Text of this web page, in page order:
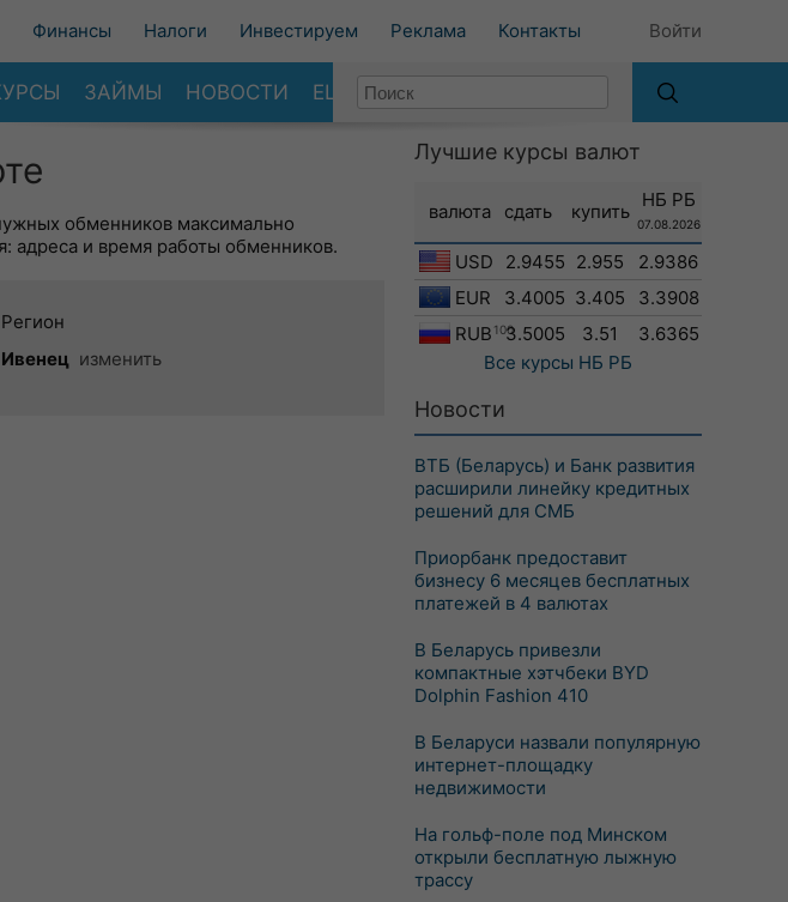
Финансы Налоги Инвестируем Реклама Контакты Войти
ЗАЙМЫ НОВОСТИ ЕЩЕ
обменников максимально
адреса и время работы обменников.
Регион
Ивенец изменить
Лучшие курсы валют
валюта сдать купить
НБ РБ
07.08.2026
USD 2.9455 2.955
2.9386
EUR
3.4005 3.405
3.3908
RUB 1003.5005 3.51
3.6365
Все курсы НБ РБ
Новости
ВТБ (Беларусь) и Банк развития
расширили линейку кредитных
решений для СМБ
Приорбанк предоставит
бизнесу 6 месяцев бесплатных
платежей в 4 валютах
В Беларусь привезли
компактные хэтчбеки BYD
Dolphin Fashion 410
В Беларуси назвали популярную
интернет-площадку
недвижимости
На гольф-поле под Минском
открыли бесплатную лыжную
трассу